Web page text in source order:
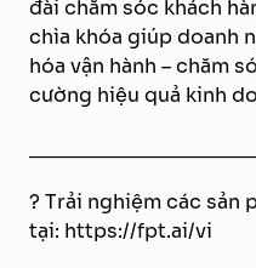
đài chăm sóc khách
chìa khóa giúp doanh
hóa vận hành – chăm
cường hiệu quả kinh
? Trải nghiệm các sản
tại: https://fpt.ai/vi